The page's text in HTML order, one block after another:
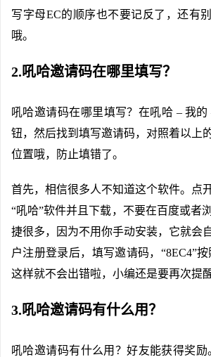
写字母EC的顺序也不要记反了，还有
哦。
2.吼哈邀请码在哪里填写？
吼哈邀请码在哪里填写？在吼哈 – 我
钮，然后找到填写邀请码，对照着以上
位置哦，防止填错了。
首先，相信很多人不知道这个软件。点
“吼哈”软件并且下载，不要在百度或者
捷很多，因为不用你手动安装，它就会
户注册登录后，填写邀请码，“8EC4”
这样就不会出错啦，小编还是要再次提
3.吼哈邀请码有什么用？
吼哈邀请码有什么用？好友能获得奖